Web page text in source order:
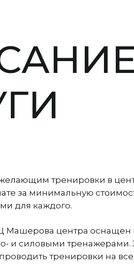
тренировки в
за минимальную
для каждого.
Машерова центра оснащен
и силовыми тренажерами.
тренировки на